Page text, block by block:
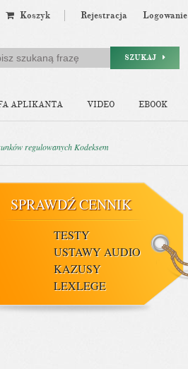
Koszyk Rejestracja Logowanie
SZUKAJ
APLIKANTA VIDEO EBOOK
regulowanych Kodeksem
SPRAWDŹ CENNIK
TESTY
USTAWY AUDIO
KAZUSY
LEXLEGE